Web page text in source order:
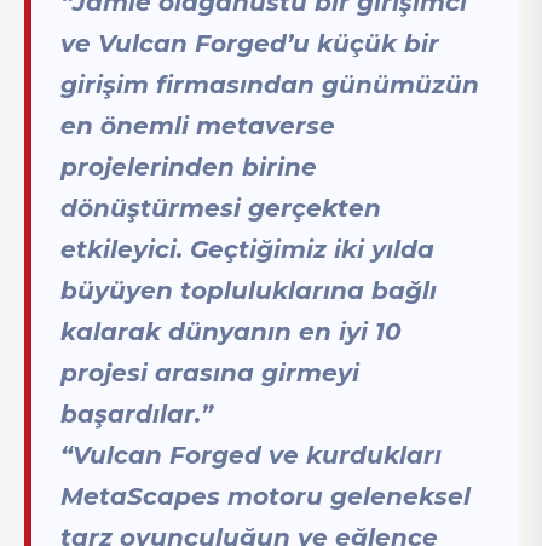
ve Vulcan Forged’u küçük bir
girişim firmasından günümüzün
en önemli metaverse
projelerinden birine
dönüştürmesi gerçekten
etkileyici. Geçtiğimiz iki yılda
büyüyen topluluklarına bağlı
kalarak dünyanın en iyi 10
projesi arasına girmeyi
başardılar.”
“Vulcan Forged ve kurdukları
MetaScapes motoru geleneksel
tarz oyunculuğun ve eğlence